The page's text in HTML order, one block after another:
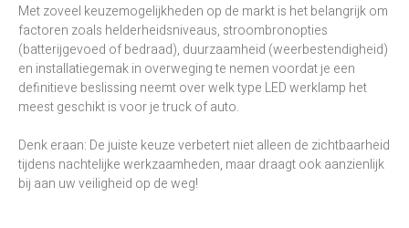
Met zoveel keuzemogelijkheden op de markt is het belangrijk om
factoren zoals helderheidsniveaus, stroombronopties
(batterijgevoed of bedraad), duurzaamheid (weerbestendigheid)
en installatiegemak in overweging te nemen voordat je een
definitieve beslissing neemt over welk type LED werklamp het
meest geschikt is voor je truck of auto.
Denk eraan: De juiste keuze verbetert niet alleen de zichtbaarheid
tijdens nachtelijke werkzaamheden, maar draagt ook aanzienlijk
bij aan uw veiligheid op de weg!